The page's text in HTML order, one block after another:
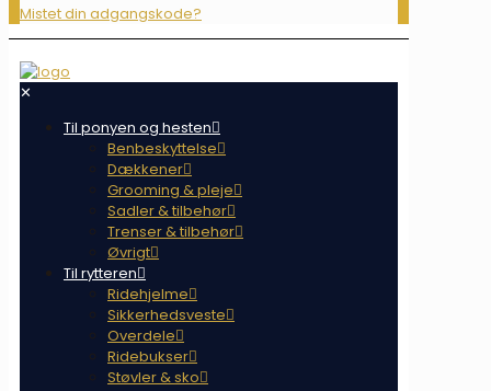
Mistet din adgangskode?
✕
Til ponyen og hesten
Benbeskyttelse
Dækkener
Grooming & pleje
Sadler & tilbehør
Trenser & tilbehør
Øvrigt
Til rytteren
Ridehjelme
Sikkerhedsveste
Overdele
Ridebukser
Støvler & sko